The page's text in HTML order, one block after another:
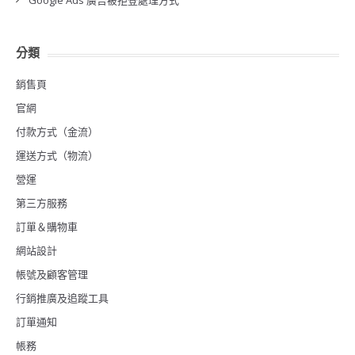
分類
銷售頁
官網
付款方式（金流）
運送方式（物流）
營運
第三方服務
訂單＆購物車
網站設計
帳號及顧客管理
行銷推廣及追蹤工具
訂單通知
帳務